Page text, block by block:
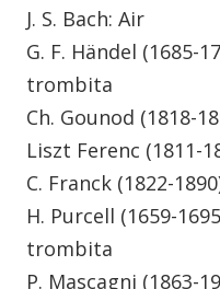
J. S. Bach: Air
G. F. Händel (1685-
trombita
Ch. Gounod (1818-
Liszt Ferenc (1811-
C. Franck (1822-
H. Purcell (1659-
trombita
P. Mascagni (1863-